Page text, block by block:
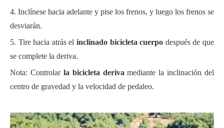
4. Inclínese hacia adelante y pise los frenos, y luego los frenos se
desviarán.
5. Tire hacia atrás el inclinado bicicletacuerpo después de que
se complete la deriva.
Nota: Controlar la bicicleta derivamediante la inclinación del
centro de gravedad y la velocidad de pedaleo.